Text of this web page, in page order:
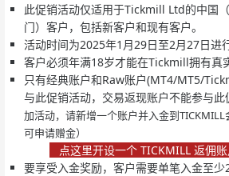
此促销活动仅适用于Tickmill Ltd的中国
门）客户，包括新客户和现有客户。
活动时间为2025年1月29日至2月27日进行
客户必须年满18岁才能在Tickmill拥有真
只有经典账户和Raw账户(MT4/MT5/
与此促销活动，交易返现账户不能参与此
加活动，请新增一个账户并入金到
可申请赠金）
点这里开设一个 TICKMILL 返佣账
要享受入金奖励，客户需要单笔入金至